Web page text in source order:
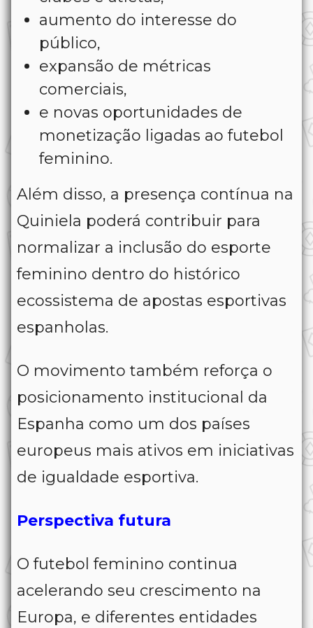
aumento do interesse do
público,
expansão de métricas
comerciais,
e novas oportunidades de
monetização ligadas ao futebol
feminino.
Além disso, a presença contínua na
Quiniela poderá contribuir para
normalizar a inclusão do esporte
feminino dentro do histórico
ecossistema de apostas esportivas
espanholas.
O movimento também reforça o
posicionamento institucional da
Espanha como um dos países
europeus mais ativos em iniciativas
de igualdade esportiva.
Perspectiva futura
O futebol feminino continua
acelerando seu crescimento na
Europa, e diferentes entidades